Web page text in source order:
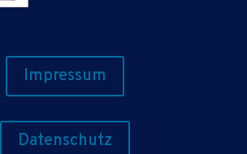
Impressum
Datenschutz